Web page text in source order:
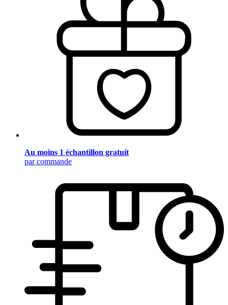
Au moins 1 échantillon gratuit
par commande